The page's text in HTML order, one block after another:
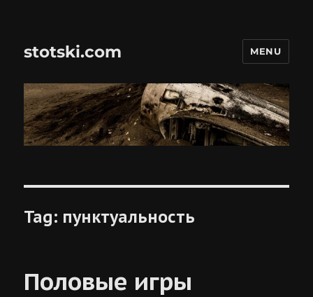
stotski.com MENU
Tag: пунктуальность
Половые игры